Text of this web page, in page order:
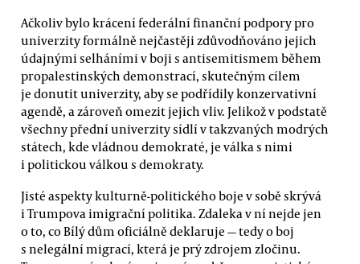
Ačkoliv bylo krácení federální finanční podpory pro
univerzity formálně nejčastěji zdůvodňováno jejich
údajnými selháními v boji s antisemitismem během
propalestinských demonstrací, skutečným cílem
je donutit univerzity, aby se podřídily konzervativní
agendě, a zároveň omezit jejich vliv. Jelikož v podstatě
všechny přední univerzity sídlí v takzvaných modrých
státech, kde vládnou demokraté, je válka s nimi
i politickou válkou s demokraty.
Jisté aspekty kulturně-politického boje v sobě skrývá
i Trumpova imigrační politika. Zdaleka v ní nejde jen
o to, co Bílý dům oficiálně deklaruje — tedy o boj
s nelegální migrací, která je prý zdrojem zločinu.